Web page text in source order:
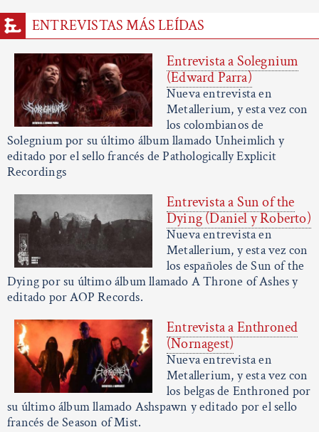
ENTREVISTAS MÁS LEÍDAS
Entrevista a Solegnium
(Edward Parra)
Nueva entrevista en
Metallerium, y esta vez con
los colombianos de
Solegnium por su último álbum llamado Unheimlich y
editado por el sello francés de Pathologically Explicit
Recordings
Entrevista a Sun of the
Dying (Daniel y Roberto)
Nueva entrevista en
Metallerium, y esta vez con
los españoles de Sun of the
Dying por su último álbum llamado A Throne of Ashes y
editado por AOP Records.
Entrevista a Enthroned
(Nornagest)
Nueva entrevista en
Metallerium, y esta vez con
los belgas de Enthroned por
su último álbum llamado Ashspawn y editado por el sello
francés de Season of Mist.